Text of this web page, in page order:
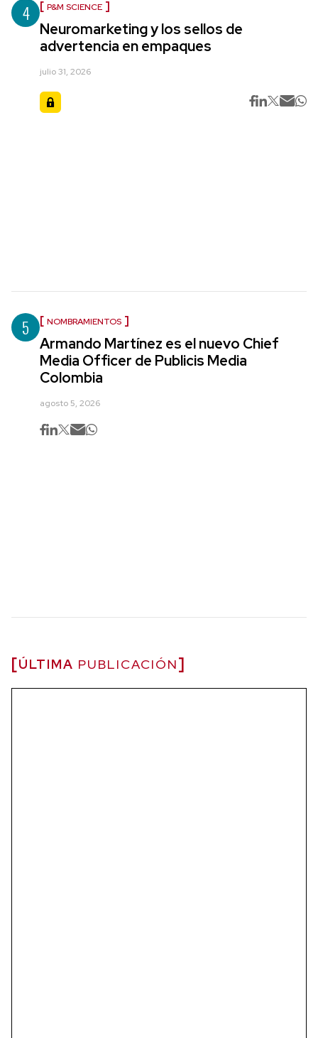
4 P&M SCIENCE
Neuromarketing y los sellos de
advertencia en empaques
julio 31, 2026
5 NOMBRAMIENTOS
Armando Martínez es el nuevo Chief
Media Officer de Publicis Media
Colombia
agosto 5, 2026
ÚLTIMA PUBLICACIÓN